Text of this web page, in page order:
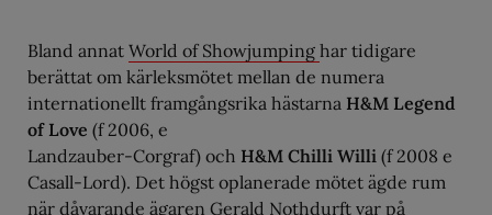
Bland annat World of Showjumping har tidigare
berättat om kärleksmötet mellan de numera
internationellt framgångsrika hästarna H&M Legend
of Love (f 2006, e
Landzauber-Corgraf) och H&M Chilli Willi (f 2008 e
Casall-Lord). Det högst oplanerade mötet ägde rum
när dåvarande ägaren Gerald Nothdurft var på